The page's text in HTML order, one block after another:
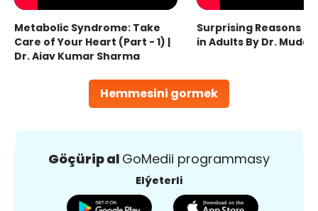
Hemmesini gormek
Metabolic Syndrome: Take
Care of Your Heart (Part - 1) |
Dr. Ajay Kumar Sharma
Surprising Reasons
in Adults By Dr.
Göçürip al GoMedii programmasy
Elýeterli